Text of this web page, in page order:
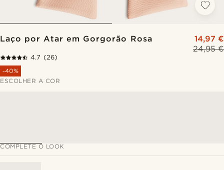
Laço por Atar em Gorgorão Rosa
24,95 €
14,97 €
4.7 (26)
-40%
ESCOLHER A COR
COMPLETE O LOOK